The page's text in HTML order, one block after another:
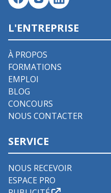
L'ENTREPRISE
À PROPOS
FORMATIONS
EMPLOI
BLOG
CONCOURS
NOUS CONTACTER
SERVICE
NOUS RECEVOIR
ESPACE PRO